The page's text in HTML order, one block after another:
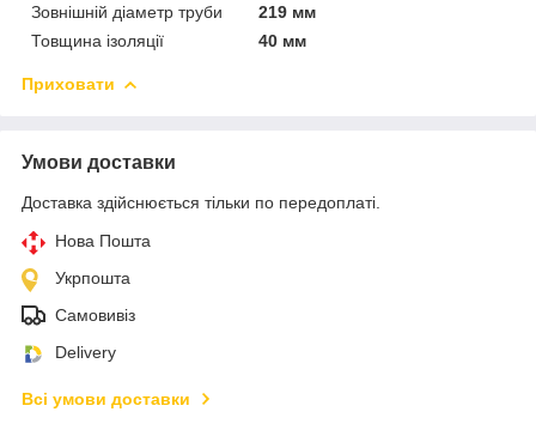
Зовнішній діаметр труби
219 мм
Товщина ізоляції
40 мм
Приховати
Умови доставки
Доставка здійснюється тільки по передоплаті.
Нова Пошта
Укрпошта
Самовивіз
Delivery
Всі умови доставки